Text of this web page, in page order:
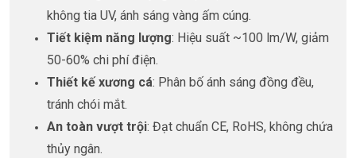
không tia UV, ánh sáng vàng ấm cúng.
Tiết kiệm năng lượng: Hiệu suất ~100 lm/W, giảm
50-60% chi phí điện.
Thiết kế xương cá: Phân bố ánh sáng đồng đều,
tránh chói mắt.
An toàn vượt trội: Đạt chuẩn CE, RoHS, không chứa
thủy ngân.